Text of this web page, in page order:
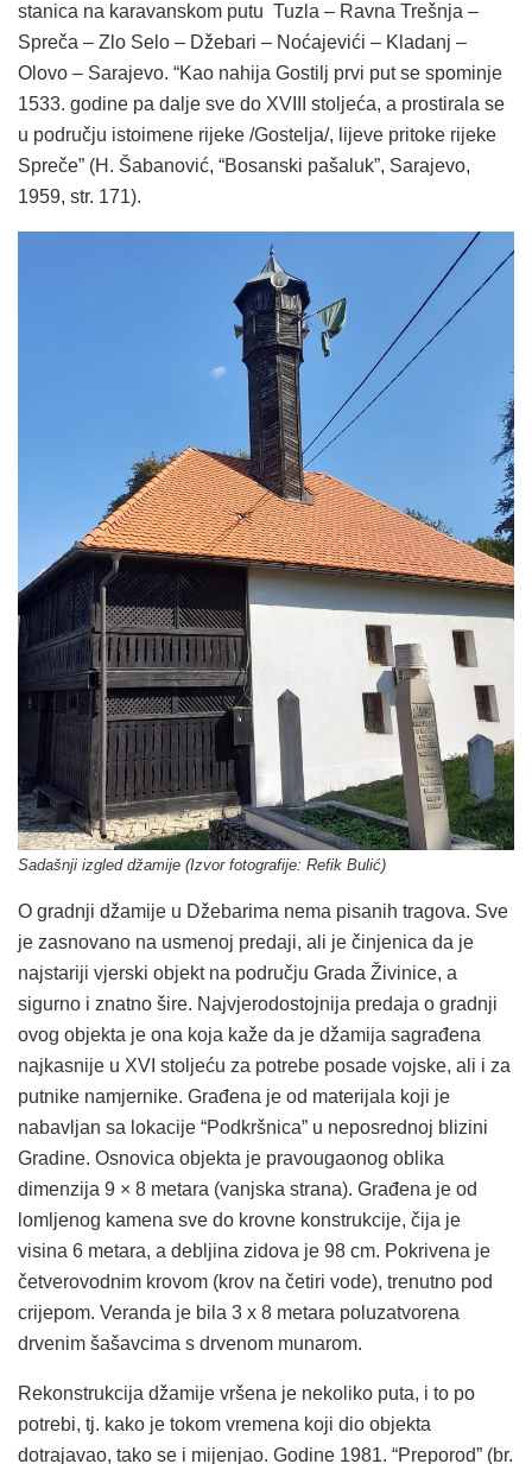
stanica na karavanskom putu Tuzla – Ravna Trešnja –
Spreča – Zlo Selo – Džebari – Noćajevići – Kladanj –
Olovo – Sarajevo. “Kao nahija Gostilj prvi put se spominje
1533. godine pa dalje sve do XVIII stoljeća, a prostirala se
u području istoimene rijeke /Gostelja/, lijeve pritoke rijeke
Spreče” (H. Šabanović, “Bosanski pašaluk”, Sarajevo,
1959, str. 171).
Sadašnji izgled džamije (Izvor fotografije: Refik Bulić)
O gradnji džamije u Džebarima nema pisanih tragova. Sve
je zasnovano na usmenoj predaji, ali je činjenica da je
najstariji vjerski objekt na području Grada Živinice, a
sigurno i znatno šire. Najvjerodostojnija predaja o gradnji
ovog objekta je ona koja kaže da je džamija sagrađena
najkasnije u XVI stoljeću za potrebe posade vojske, ali i za
putnike namjernike. Građena je od materijala koji je
nabavljan sa lokacije “Podkršnica” u neposrednoj blizini
Gradine. Osnovica objekta je pravougaonog oblika
dimenzija 9 × 8 metara (vanjska strana). Građena je od
lomljenog kamena sve do krovne konstrukcije, čija je
visina 6 metara, a debljina zidova je 98 cm. Pokrivena je
četverovodnim krovom (krov na četiri vode), trenutno pod
crijepom. Veranda je bila 3 x 8 metara poluzatvorena
drvenim šašavcima s drvenom munarom.
Rekonstrukcija džamije vršena je nekoliko puta, i to po
potrebi, tj. kako je tokom vremena koji dio objekta
dotrajavao, tako se i mijenjao. Godine 1981. “Preporod” (br.